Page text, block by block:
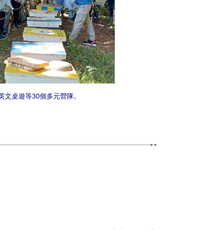
桌遊等30個多元營隊。